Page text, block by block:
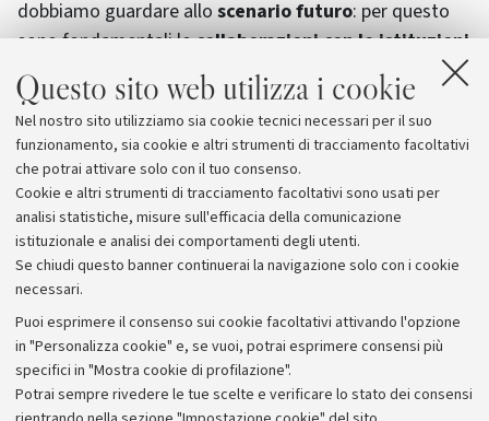
Questo sito web utilizza i cookie
Nel nostro sito utilizziamo sia cookie tecnici necessari per il suo
funzionamento, sia cookie e altri strumenti di tracciamento facoltativi
che potrai attivare solo con il tuo consenso.
Cookie e altri strumenti di tracciamento facoltativi sono usati per
analisi statistiche, misure sull'efficacia della comunicazione
istituzionale e analisi dei comportamenti degli utenti.
Se chiudi questo banner continuerai la navigazione solo con i cookie
necessari.
Puoi esprimere il consenso sui cookie facoltativi attivando l'opzione
in "Personalizza cookie" e, se vuoi, potrai esprimere consensi più
specifici in "Mostra cookie di profilazione".
Potrai sempre rivedere le tue scelte e verificare lo stato dei consensi
dobbiamo guardare allo scenario futuro: per questo
sono fondamentali lecollaborazioni con le istituzioni
e le università straniere
La visita della delegazione canadese è continuata
giovedì 19, prima aModena, poi aParma, poi ancora a
Collecchio.
Archivio
Comunicati stampa
Redazione